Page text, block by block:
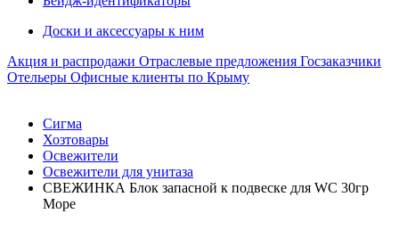
Доски и аксессуары к ним
Акция и распродажи Отраслевые предложения Госзаказчики
Отельеры Офисные клиенты по Крыму
Сигма
Хозтовары
Освежители
Освежители для унитаза
СВЕЖИНКА Блок запасной к подвеске для WC 30гр
Море